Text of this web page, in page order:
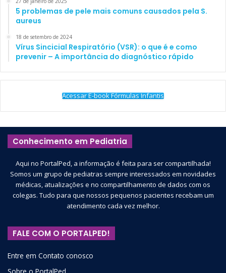
5 problemas de pele mais comuns causados pela S.
aureus
18 de setembro de 2024
Vírus Sincicial Respiratório (VSR): o que é e como
prevenir – A importância do diagnóstico rápido
Acessar E-book Fórmulas Infantis
Conhecimento em Pediatria
Aqui no PortalPed, a informação é feita para ser compartilhada!
Somos um grupo de pediatras sempre interessados em novidades
médicas, atualizações e no compartilhamento de dados com os
colegas. Tudo para que nossos pequenos pacientes recebam um
atendimento cada vez melhor.
FALE COM O PORTALPED!
Entre em Contato conosco